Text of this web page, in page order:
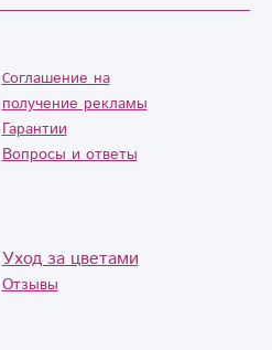
Cоглашение на
получение рекламы
Гарантии
Вопросы и ответы
Уход за цветами
Отзывы